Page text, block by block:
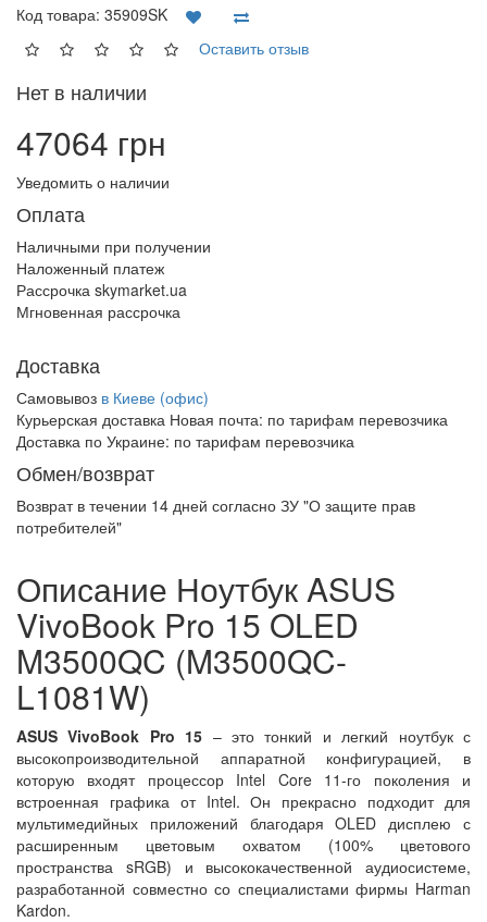
Код товара: 35909SK
Оставить отзыв
Нет в наличии
47064 грн
Уведомить о наличии
Оплата
Наличными при получении
Наложенный платеж
Рассрочка skymarket.ua
Мгновенная рассрочка
Доставка
Самовывоз в Киеве (офис)
Курьерская доставка Новая почта: по тарифам перевозчика
Доставка по Украине: по тарифам перевозчика
Обмен/возврат
Возврат в течении 14 дней согласно ЗУ "О защите прав
потребителей"
Описание Ноутбук ASUS
VivoBook Pro 15 OLED
M3500QC (M3500QC-
L1081W)
ASUS VivoBook Pro 15 – это тонкий и легкий ноутбук с
высокопроизводительной аппаратной конфигурацией, в
которую входят процессор Intel Core 11-го поколения и
встроенная графика от Intel. Он прекрасно подходит для
мультимедийных приложений благодаря OLED дисплею с
расширенным цветовым охватом (100% цветового
пространства sRGB) и высококачественной аудиосистеме,
разработанной совместно со специалистами фирмы Harman
Kardon.